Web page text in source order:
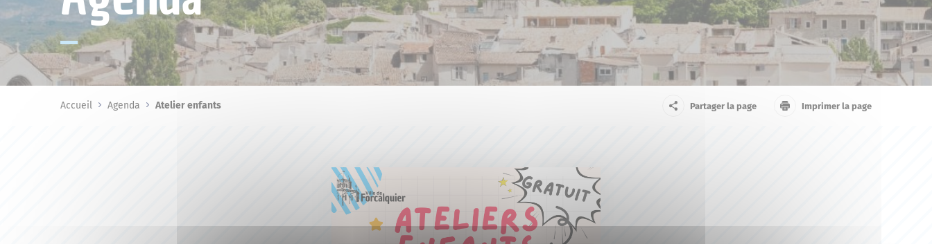
Nouvel
arrivant
Touriste
Accueil Agenda Atelier enfants Partager la page Imprimer la page